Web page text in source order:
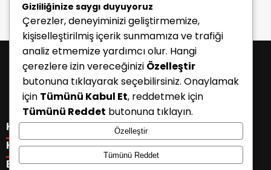
KATEGORİLER
Menü seçimi yapın. WP-ADMIN → Görünüm → Menüler
sayfasından menü eşleştirmesi yapınız.
KISAYOLLAR
Menü seçimi yapın. WP-ADMIN → Görünüm → Menüler
E-BÜLTEN
Gizliliğinize saygı duyuyoruz
Çerezler, deneyiminizi geliştirmemize,
kişiselleştirilmiş içerik sunmamıza ve trafiği
analiz etmemize yardımcı olur. Hangi
çerezlere izin vereceğinizi Özelleştir
butonuna tıklayarak seçebilirsiniz. Onaylamak
için Tümünü Kabul Et, reddetmek için
Tümünü Reddet butonuna tıklayın.
Özelleştir
Tümünü Reddet